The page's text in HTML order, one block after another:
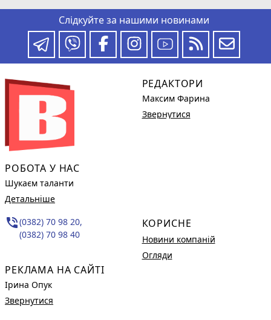
Слідкуйте за нашими новинами
РОБОТА У НАС
Шукаєм таланти
Детальніше
phone_in_talk(0382) 70 98 20,
(0382) 70 98 40
РЕКЛАМА НА САЙТІ
Ірина Опук
Звернутися
РЕДАКТОРИ
Максим Фарина
Звернутися
КОРИСНЕ
Новини компаній
Огляди